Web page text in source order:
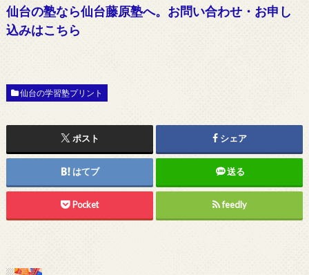
仙台の塾なら仙台藤原塾へ。お問い合わせ・お申し
込みはこちら
仙台の学習塾プリント
ポスト シェア
はてブ 送る
Pocket feedly